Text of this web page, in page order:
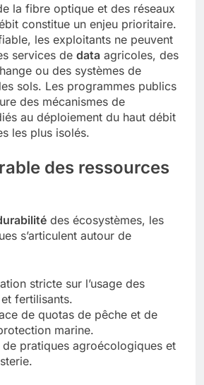
la fibre optique et des réseaux
constitue un enjeu prioritaire.
les exploitants ne peuvent
services de data agricoles, des
ou des systèmes de
sols. Les programmes publics
des mécanismes de
au déploiement du haut débit
les plus isolés.
des ressources
des écosystèmes, les
s’articulent autour de
stricte sur l’usage des
fertilisants.
de quotas de pêche et de
marine.
pratiques agroécologiques et